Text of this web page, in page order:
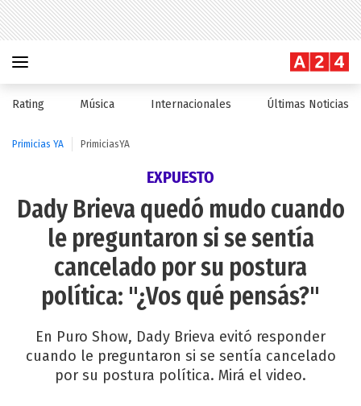
Rating Música Internacionales Últimas Noticias
Primicias YA PrimiciasYA
EXPUESTO
Dady Brieva quedó mudo cuando
le preguntaron si se sentía
cancelado por su postura
política: "¿Vos qué pensás?"
En Puro Show, Dady Brieva evitó responder
cuando le preguntaron si se sentía cancelado
por su postura política. Mirá el video.